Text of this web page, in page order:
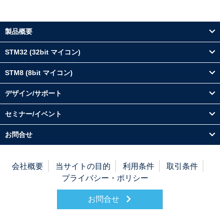
製品概要
STM32 (32bit マイコン)
STM8 (8bit マイコン)
デザイン/サポート
セミナー/イベント
お問合せ
お問合せ
会社概要 当サイトの目的 利用条件
取引条件
プライバシー・ポリシー